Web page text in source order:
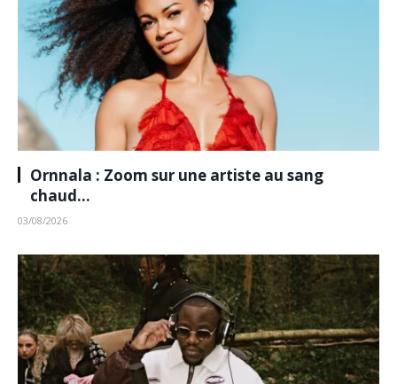
Ornnala : Zoom sur une artiste au sang
chaud…
03/08/2026